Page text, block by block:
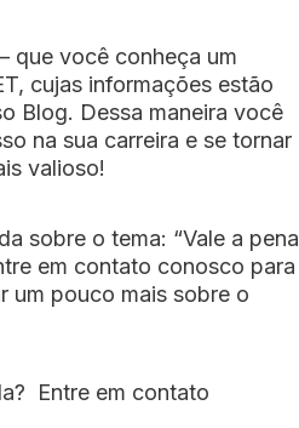
você conheça um
cujas informações estão
Blog. Dessa maneira você
na sua carreira e se tornar
valioso!
sobre o tema: “Vale a pena
em contato conosco para
um pouco mais sobre o
Entre em contato